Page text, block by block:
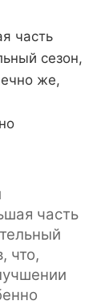
часть
сезон,
же,
часть
что,